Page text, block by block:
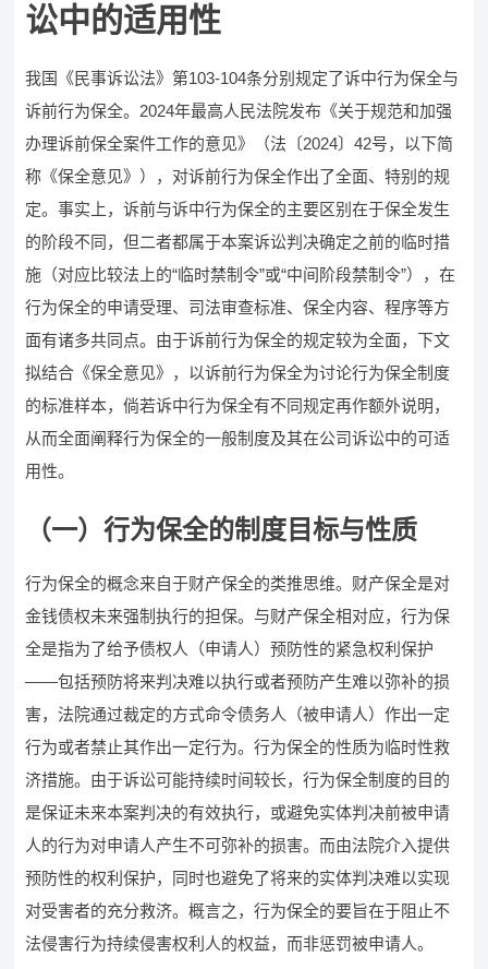
讼中的适用性
我国《民事诉讼法》第103-104条分别规定了诉中行为保全与
诉前行为保全。2024年最高人民法院发布《关于规范和加强
办理诉前保全案件工作的意见》（法〔2024〕42号，以下简
称《保全意见》），对诉前行为保全作出了全面、特别的规
定。事实上，诉前与诉中行为保全的主要区别在于保全发生
的阶段不同，但二者都属于本案诉讼判决确定之前的临时措
施（对应比较法上的“临时禁制令”或“中间阶段禁制令”），在
行为保全的申请受理、司法审查标准、保全内容、程序等方
面有诸多共同点。由于诉前行为保全的规定较为全面，下文
拟结合《保全意见》，以诉前行为保全为讨论行为保全制度
的标准样本，倘若诉中行为保全有不同规定再作额外说明，
从而全面阐释行为保全的一般制度及其在公司诉讼中的可适
用性。
（一）行为保全的制度目标与性质
行为保全的概念来自于财产保全的类推思维。财产保全是对
金钱债权未来强制执行的担保。与财产保全相对应，行为保
全是指为了给予债权人（申请人）预防性的紧急权利保护
——包括预防将来判决难以执行或者预防产生难以弥补的损
害，法院通过裁定的方式命令债务人（被申请人）作出一定
行为或者禁止其作出一定行为。行为保全的性质为临时性救
济措施。由于诉讼可能持续时间较长，行为保全制度的目的
是保证未来本案判决的有效执行，或避免实体判决前被申请
人的行为对申请人产生不可弥补的损害。而由法院介入提供
预防性的权利保护，同时也避免了将来的实体判决难以实现
对受害者的充分救济。概言之，行为保全的要旨在于阻止不
法侵害行为持续侵害权利人的权益，而非惩罚被申请人。